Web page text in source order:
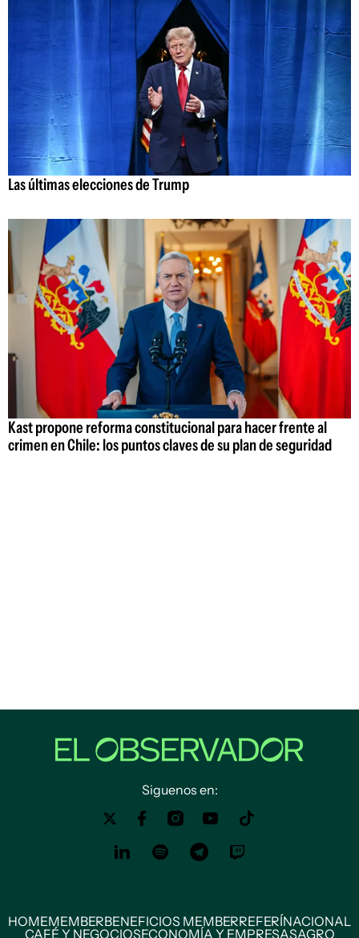
Las últimas elecciones de Trump
Kast propone reforma constitucional para hacer frente al
crimen en Chile: los puntos claves de su plan de seguridad
Siguenos en:
HOMEMEMBERBENEFICIOS MEMBERREFERÍNACIONAL
CAFÉ Y NEGOCIOSECONOMÍA Y EMPRESASAGRO